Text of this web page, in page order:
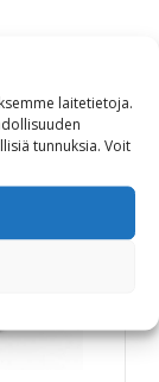
laitetietoja.
tunnuksia. Voit